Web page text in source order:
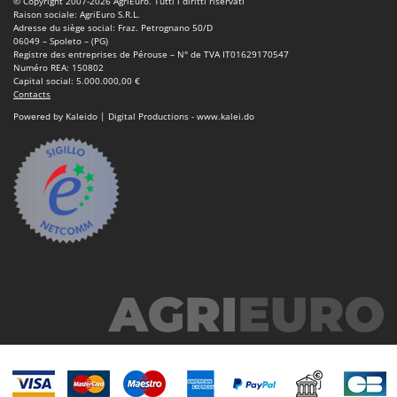
Machines pour la transformation des fruits
Machines sous vide
Motobineuses
Motoculteurs
Motofaucheuses
Motopompes pour irrigation
Moulins à céréales électriques
Moulins à farine
Nettoyeurs et Balais à vapeur
Nettoyeurs tapis, moquettes et tapisseries
P
Peignes vibreurs et Secoueurs à olives
Pelles rétros pour tracteur
Famur
FARMER
FBC
Ferrari Group
Ferroni
Ferrua
FIAC
FIEM
Fimar
Forest Master
Raison sociale: AgriEuro S.R.L.
Adresse du siège social: Fraz. Petrognano 50/D
06049 – Spoleto – (PG)
Registre des entreprises de Pérouse – N° de TVA IT01629170547
Numéro REA: 150802
Capital social: 5.000.000,00 €
Contacts
Powered by Kaleido | Digital Productions - www.kalei.do